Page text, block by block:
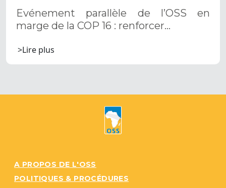
Systèmes d’Alerte Précoce
Multirisques. 12 décembre 2024
Evénement parallèle de l’OSS en
marge de la COP 16 : renforcer…
>Lire plus
A PROPOS DE L'OSS
POLITIQUES & PROCÉDURES